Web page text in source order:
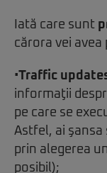
Iată care sunt
cărora vei
•Traffic
informaţii
pe care se
Astfel, ai
prin alegerea
posibil);